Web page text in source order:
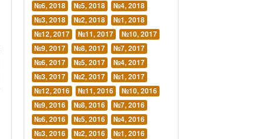
№6, 2018
№5, 2018
№4, 2018
№3, 2018
№2, 2018
№1, 2018
№12, 2017
№11, 2017
№10, 2017
№9, 2017
№8, 2017
№7, 2017
№6, 2017
№5, 2017
№4, 2017
№3, 2017
№2, 2017
№1, 2017
№12, 2016
№11, 2016
№10, 2016
№9, 2016
№8, 2016
№7, 2016
№6, 2016
№5, 2016
№4, 2016
№3, 2016
№2, 2016
№1, 2016